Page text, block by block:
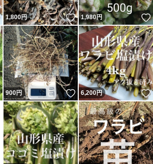
いいね！
1,800円 いいね！
1,980円
いいね！
900円 いいね！
6,200円